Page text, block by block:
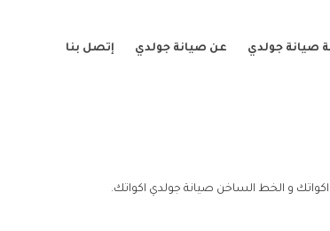
صيانة جولدي عن صيانة جولدي إتصل بنا
و الخط الساخن صيانة جولدي اكواتك.